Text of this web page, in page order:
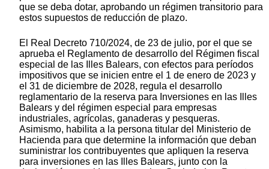
que se deba dotar, aprobando un régimen transitorio para
estos supuestos de reducción de plazo.
El Real Decreto 710/2024, de 23 de julio, por el que se
aprueba el Reglamento de desarrollo del Régimen fiscal
especial de las Illes Balears, con efectos para períodos
impositivos que se inicien entre el 1 de enero de 2023 y
el 31 de diciembre de 2028, regula el desarrollo
reglamentario de la reserva para Inversiones en las Illes
Balears y del régimen especial para empresas
industriales, agrícolas, ganaderas y pesqueras.
Asimismo, habilita a la persona titular del Ministerio de
Hacienda para que determine la información que deban
suministrar los contribuyentes que apliquen la reserva
para inversiones en las Illes Balears, junto con la